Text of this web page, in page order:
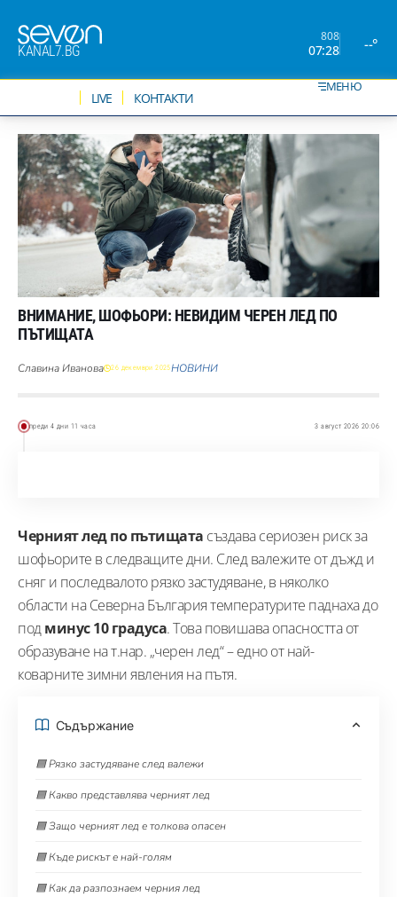
KANAL7.BG
808
07:28 --°
LIVE КОНТАКТИ
МЕНЮ
ВНИМАНИЕ, ШОФЬОРИ: НЕВИДИМ ЧЕРЕН ЛЕД ПО
ПЪТИЩАТА
Славина Иванова 26 декември 2025НОВИНИ
преди 4 дни 11 часа 3 август 2026 20:06
Черният лед по пътищата създава сериозен риск за
шофьорите в следващите дни. След валежите от дъжд и
сняг и последвалото рязко застудяване, в няколко
области на Северна България температурите паднаха до
подминус 10 градуса. Това повишава опасността от
образуване на т.нар. „черен лед“ – едно от най-
коварните зимни явления на пътя.
Съдържание
🟦 Рязко застудяване след валежи
🟦 Какво представлява черният лед
🟦 Защо черният лед е толкова опасен
🟦 Къде рискът е най-голям
🟦 Как да разпознаем черния лед